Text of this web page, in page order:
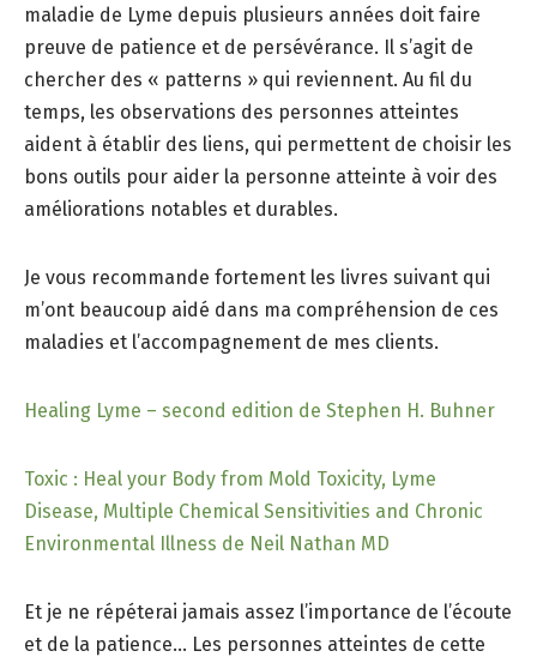
maladie de Lyme depuis plusieurs années doit faire
preuve de patience et de persévérance. Il s’agit de
chercher des « patterns » qui reviennent. Au fil du
temps, les observations des personnes atteintes
aident à établir des liens, qui permettent de choisir les
bons outils pour aider la personne atteinte à voir des
améliorations notables et durables.
Je vous recommande fortement les livres suivant qui
m’ont beaucoup aidé dans ma compréhension de ces
maladies et l’accompagnement de mes clients.
Healing Lyme – second edition de Stephen H. Buhner
Toxic : Heal your Body from Mold Toxicity, Lyme
Disease, Multiple Chemical Sensitivities and Chronic
Environmental Illness de Neil Nathan MD
Et je ne répéterai jamais assez l’importance de l’écoute
et de la patience… Les personnes atteintes de cette